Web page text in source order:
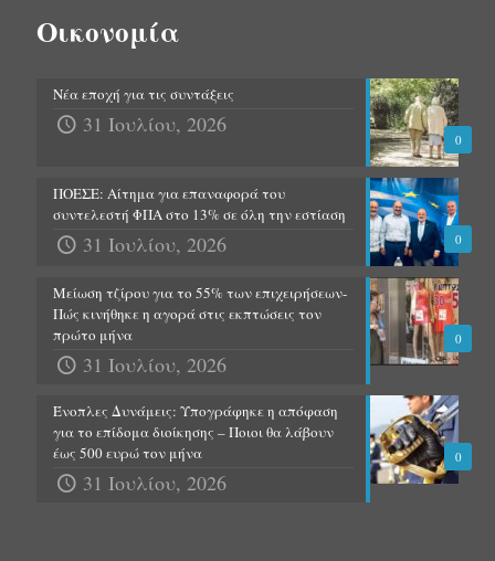
Οικονομία
0
Νέα εποχή για τις συντάξεις
31 Ιουλίου, 2026
0
ΠΟΕΣΕ: Αίτημα για επαναφορά του
συντελεστή ΦΠΑ στο 13% σε όλη την εστίαση
31 Ιουλίου, 2026
0
Μείωση τζίρου για το 55% των επιχειρήσεων-
Πώς κινήθηκε η αγορά στις εκπτώσεις τον
πρώτο μήνα
31 Ιουλίου, 2026
0
Ένοπλες Δυνάμεις: Υπογράφηκε η απόφαση
για το επίδομα διοίκησης – Ποιοι θα λάβουν
έως 500 ευρώ τον μήνα
31 Ιουλίου, 2026